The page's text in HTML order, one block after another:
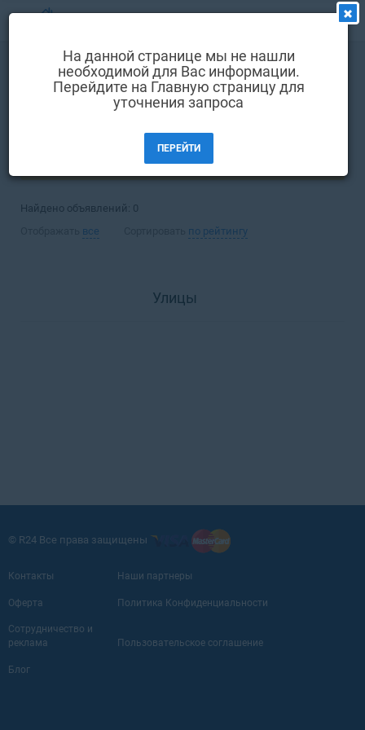
Выбрать язык
Вход и регистрация
Комментарии к объявления
Как добавить объявление
Покупка Квартира
ФИЛЬТРЫ (1)
Найдено объявлений: 0
все по рейтингу
Улицы
© R24 Все права защищены
Контакты Наши партнеры
Оферта Политика Конфиденциальности
Сотрудничество и
реклама
Пользовательское соглашение
Блог
На данной странице мы не нашли
необходимой для Вас информации.
Перейдите на Главную страницу для
уточнения запроса
ПЕРЕЙТИ